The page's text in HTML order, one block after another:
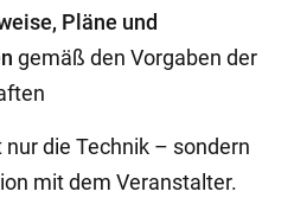
Pläne und
gemäß den Vorgaben der
die Technik – sondern
mit dem Veranstalter.